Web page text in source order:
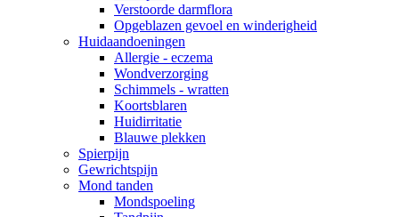
Verstoorde darmflora
Opgeblazen gevoel en winderigheid
Huidaandoeningen
Allergie - eczema
Wondverzorging
Schimmels - wratten
Koortsblaren
Huidirritatie
Blauwe plekken
Spierpijn
Gewrichtspijn
Mond tanden
Mondspoeling